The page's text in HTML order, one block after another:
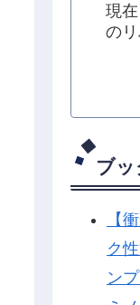
現
の
ブッ
【
ク
ン